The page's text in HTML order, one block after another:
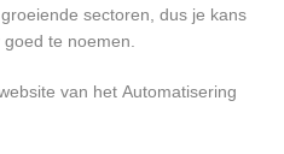
sectoren, dus je kans
goed te noemen.
van het Automatisering